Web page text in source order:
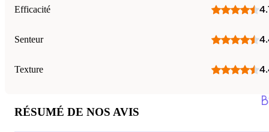
Efficacité
Senteur
Texture
RÉSUMÉ DE NOS AVIS